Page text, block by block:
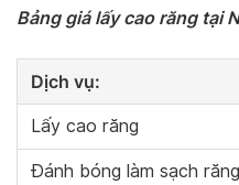
Bảng giá lấy cao răng tại
Dịch vụ:
Lấy cao răng
Đánh bóng làm sạch